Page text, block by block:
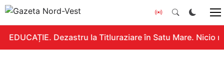
EDUCAȚIE. Dezastru la Titluraziare în Satu Mare. Nicio